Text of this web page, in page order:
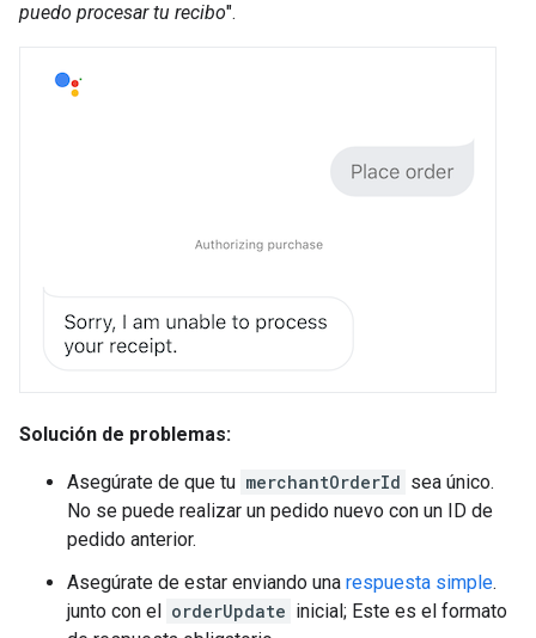
puedo procesar tu recibo".
Solución de problemas:
Asegúrate de que tu merchantOrderId sea único.
No se puede realizar un pedido nuevo con un ID de
pedido anterior.
Asegúrate de estar enviando una respuesta simple.
junto con el orderUpdate inicial; Este es el formato